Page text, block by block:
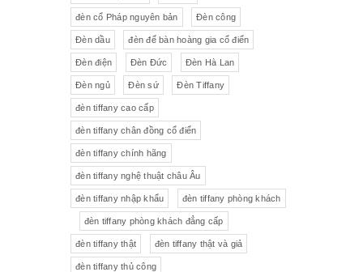
Rượu Cognac
Thực phẩm chức năng
Rượu Whisky Rượu vang
Tượng gốm Đèn bàn
Tượng Bộ trà sứ Tiệp
đèn cổ Pháp nguyên bản Đèn công
Đèn dầu đèn để bàn hoàng gia cổ điển
Đèn điện Đèn Đức Đèn Hà Lan
Đèn ngủ Đèn sứ Đèn Tiffany
đèn tiffany cao cấp
đèn tiffany chân đồng cổ điển
đèn tiffany chính hãng
đèn tiffany nghệ thuật châu Âu
đèn tiffany nhập khẩu đèn tiffany phòng khách
đèn tiffany phòng khách đẳng cấp
đèn tiffany thật đèn tiffany thật và giả
đèn tiffany thủ công